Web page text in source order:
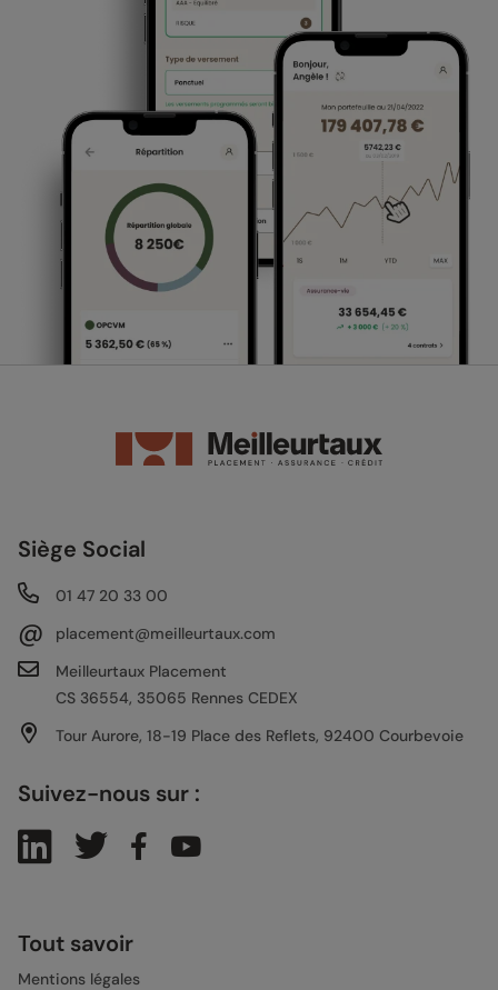
Siège Social
01 47 20 33 00
@
placement@meilleurtaux.com
Meilleurtaux Placement
CS 36554, 35065 Rennes CEDEX
Tour Aurore, 18-19 Place des Reflets, 92400 Courbevoie
Suivez-nous sur :
Tout savoir
Mentions légales